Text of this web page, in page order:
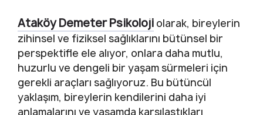
Ataköy Demeter Psikoloji olarak, bireylerin
zihinsel ve fiziksel sağlıklarını bütünsel bir
perspektifle ele alıyor, onlara daha mutlu,
huzurlu ve dengeli bir yaşam sürmeleri için
gerekli araçları sağlıyoruz. Bu bütüncül
yaklaşım, bireylerin kendilerini daha iyi
anlamalarını ve yaşamda karşılaştıkları